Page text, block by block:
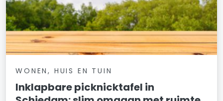
WONEN, HUIS EN TUIN
Inklapbare picknicktafel in